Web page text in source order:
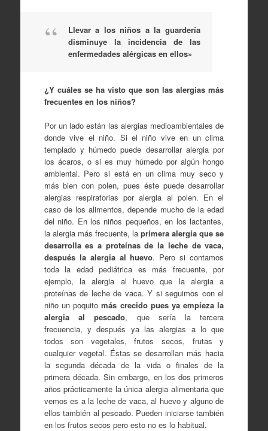
Llevar a los niños a la guardería
disminuye la incidencia de las
enfermedades alérgicas en ellos»
¿Y cuáles se ha visto que son las alergias más
frecuentes en los niños?
Por un lado están las alergias medioambientales de
donde vive el niño. Si el niño vive en un clima
templado y húmedo puede desarrollar alergia por
los ácaros, o si es muy húmedo por algún hongo
ambiental. Pero si está en un clima muy seco y
más bien con polen, pues éste puede desarrollar
alergias respiratorias por alergia al polen. En el
caso de los alimentos, depende mucho de la edad
del niño. En los niños pequeños, en los lactantes,
la alergia más frecuente, laprimera alergia que se
desarrolla es a proteínas de la leche de vaca,
después la alergia al huevo. Pero si contamos
toda la edad pediátrica es más frecuente, por
ejemplo, la alergia al huevo que la alergia a
proteínas de leche de vaca. Y si seguimos con el
niño un poquitomás crecido pues ya empieza la
alergia al pescado, que sería la tercera
frecuencia, y después ya las alergias a lo que
todos son vegetales, frutos secos, frutas y
cualquier vegetal. Éstas se desarrollan más hacia
la segunda década de la vida o finales de la
primera década. Sin embargo, en los dos primeros
años prácticamente la única alergia alimentaria que
vemos es a la leche de vaca, al huevo y alguno de
ellos también al pescado. Pueden iniciarse también
en los frutos secos pero esto no es lo habitual.